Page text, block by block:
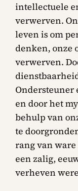
intellectuele
verwerven.
leven is om
denken, onze
verwerven.
Ondersteuner
en door het
behulp van
te
rang van
een zalig,
verheven